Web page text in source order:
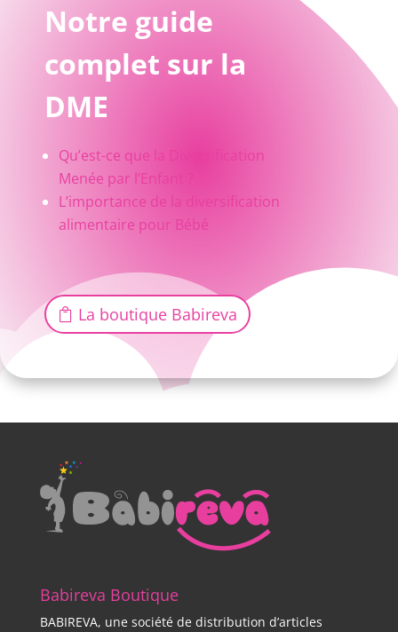
Notre guide
complet sur la
DME
Qu’est-ce que la Diversification
Menée par l’Enfant ?
L’importance de la diversification
alimentaire pour Bébé
La boutique Babireva
Babireva Boutique
BABIREVA, une société de distribution d’articles